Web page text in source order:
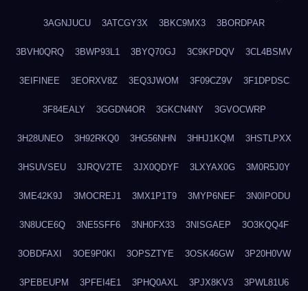
3AGNJUCU 3ATCGY3X 3BKC9MX3 3BORDPAR
3BVH0QRQ 3BWP93L1 3BYQ70GJ 3C9KPDQV 3CL4BSMV
3EIFINEE 3EORXV8Z 3EQ3JWOM 3F09CZ9V 3F1DPDSC
3F84EALY 3GGDN4OR 3GKCN4NY 3GVOCWRP
3H28UNEO 3H92RKQ0 3HG56NHN 3HHJ1KQM 3HSTLPXX
3HSUVSEU 3JRQV2TE 3JX0QDYF 3LXYAX0G 3M0R5J0Y
3ME42K9J 3MOCREJ1 3MX1P1T9 3MYP6NEF 3N0IPODU
3N8UCE6Q 3NE5SFF6 3NH0FX33 3NISGAEP 3O3KQQ4F
3OBDFAXI 3OE9P0KI 3OPSZTYE 3OSK46GW 3P20H0VW
3PEBEUPM 3PFEI4E1 3PHQ0AXL 3PJX8KV3 3PWL81U6